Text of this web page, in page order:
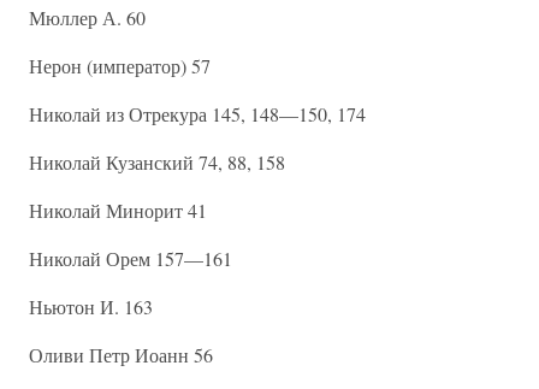
Мюллер А. 60
Нерон (император) 57
Николай из Отрекура 145, 148—150, 174
Николай Кузанский 74, 88, 158
Николай Минорит 41
Николай Орем 157—161
Ньютон И. 163
Оливи Петр Иоанн 56